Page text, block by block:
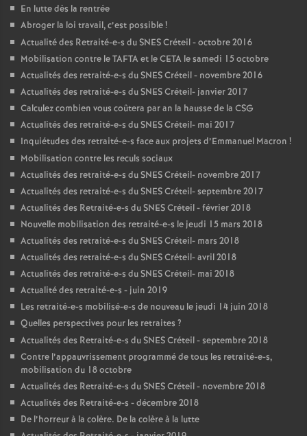
En lutte dès la rentrée
Abroger la loi travail, c’est possible!
Actualité des Retraité-e-s duSNESCréteil - octobre 2016
Mobilisation contre leTAFTAet leCETA le samedi 15 octobre
Actualités des retraité-e-s duSNESCréteil - novembre 2016
Actualités des retraité-e-s duSNESCréteil- janvier 2017
Calculez combien vous coûtera par an la hausse de la CSG
Actualités des retraité-e-s duSNESCréteil- mai 2017
Inquiétudes des retraité-e-s face aux projets d’Emmanuel Macron !
Mobilisation contre les reculs sociaux
Actualités des retraité-e-s duSNESCréteil- novembre 2017
Actualités des retraité-e-s duSNESCréteil- septembre 2017
Actualités des Retraité-e-s duSNESCréteil - février 2018
Nouvelle mobilisation des retraité-e-s le jeudi 15 mars 2018
Actualités des retraité-e-s duSNESCréteil- mars 2018
Actualités des retraité-e-s duSNESCréteil- avril 2018
Actualités des retraité-e-s duSNESCréteil- mai 2018
Actualité des retraité-e-s - juin 2019
Les retraité-e-s mobilisé-e-s de nouveau le jeudi 14 juin 2018
Quelles perspectives pour les retraites ?
Actualités des Retraité-e-s duSNESCréteil - septembre 2018
Contre l’appauvrissement programmé de tous les retraité-e-s,
mobilisation du 18 octobre
Actualités des Retraité-e-s duSNESCréteil - novembre 2018
Actualités des Retraité-e-s - décembre 2018
De l’horreur à la colère. De la colère à la lutte